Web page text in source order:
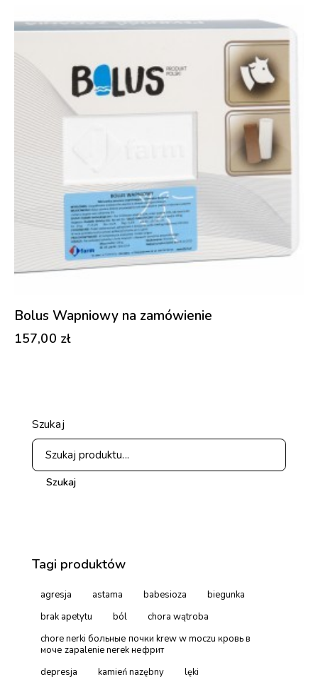
Bolus Wapniowy na zamówienie
157,00 zł
Szukaj
Szukaj
Tagi produktów
agresja astama babesioza
biegunka
brak apetytu
ból
chora wątroba
chore nerki больные почки krew w moczu кровь в
моче zapalenie nerek нефрит
depresja
kamień nazębny
lęki